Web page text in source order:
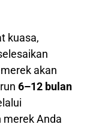
kuasa,
akan
6–12 bulan
Anda